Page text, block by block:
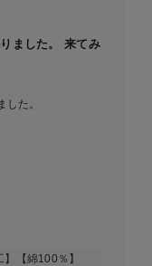
ました。 来てみ
た。
】【綿100％】